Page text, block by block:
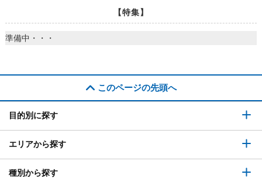
【特集】
準備中・・・
このページの先頭へ
目的別に探す
エリアから探す
種別から探す